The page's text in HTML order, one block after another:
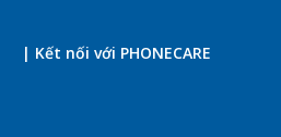
| Kết nối với PHONECARE